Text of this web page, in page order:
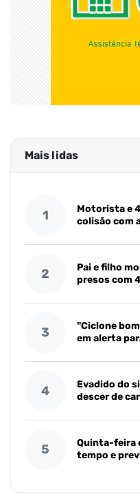
Mais lidas
1
Motorista e
colisão com
2
Pai e filho
presos com
3
"Ciclone
em alerta
4
Evadido do
descer de
5
Quinta-feira
tempo e